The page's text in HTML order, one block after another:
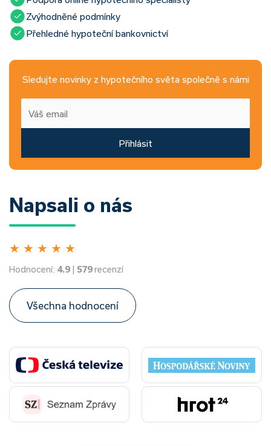
Zvýhodněné podmínky
Přehledné hypoteční bankovnictví
Sledujte novinky z hypotečního světa společně s námi
Přihlásit
Napsali o nás
★ ★ ★ ★ ★
Hodnocení: 4.9 | 579recenzí
Všechna hodnocení